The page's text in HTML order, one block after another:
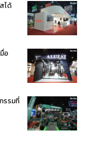
ได้
อ
รรมที่